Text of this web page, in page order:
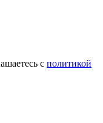
с политикой